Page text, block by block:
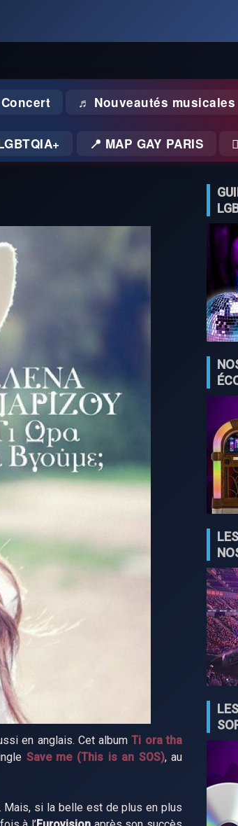
♬ Nouveautés musicales
📍 MAP GAY PARIS
en anglais. Cet albumTi ora tha
Save me (This is an SOS), au
Mais, si la belle est de plus en plus